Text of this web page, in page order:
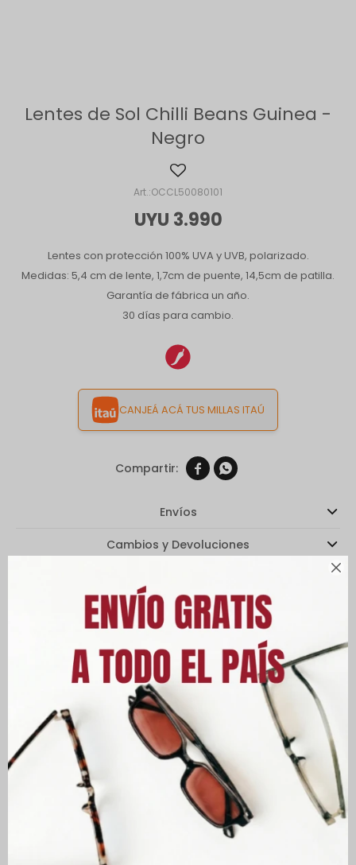

Lentes de Sol Chilli Beans Guinea -
Negro
OCCL50080101
UYU 3.990
Lentes con protección 100% UVA y UVB, polarizado.
Medidas: 5,4 cm de lente, 1,7cm de puente, 14,5cm de patilla.
Garantía de fábrica un año.
30 días para cambio.
CANJEÁ ACÁ TUS MILLAS ITAÚ
 
Envíos
Cambios y Devoluciones
Características
Descripción
Las lentes tienen protección 100% UVA y UVB, protegiendo tus ojos
de los rayos del sol y reduciendo el riesgo de desarrollar
enfermedades oculares.
Todos los lentes incluyen un estuche de regalo.